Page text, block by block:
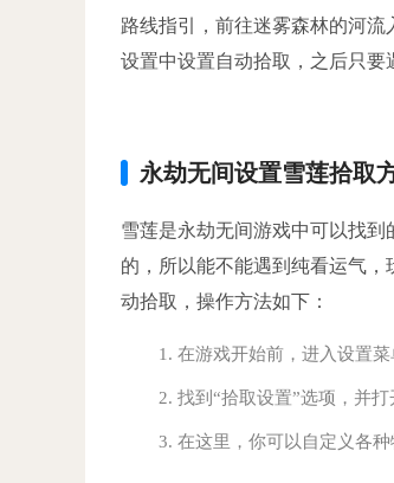
路线指引，前往迷雾森林的河
设置中设置自动拾取，之后只要
永劫无间设置雪莲拾取
雪莲是永劫无间游戏中可以找
的，所以能不能遇到纯看运气
动拾取，操作方法如下：
在游戏开始前，进入设置菜
找到“拾取设置”选项，并打
在这里，你可以自定义各